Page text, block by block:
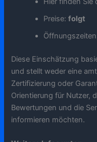
Preise:folgt
Diese Einschätzung
und stellt weder eine
Zertifizierung oder
Orientierung für Nutzer,
Bewertungen und die
informieren möchten.